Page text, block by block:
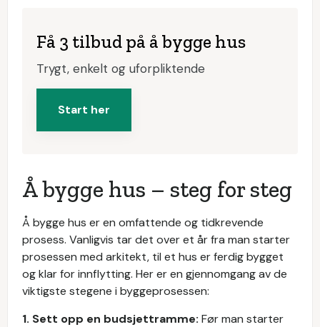
Få 3 tilbud på å bygge hus
Trygt, enkelt og uforpliktende
Start her
Å bygge hus – steg for steg
Å bygge hus er en omfattende og tidkrevende
prosess. Vanligvis tar det over et år fra man starter
prosessen med arkitekt, til et hus er ferdig bygget
og klar for innflytting. Her er en gjennomgang av de
viktigste stegene i byggeprosessen:
1. Sett opp en budsjettramme: Før man starter